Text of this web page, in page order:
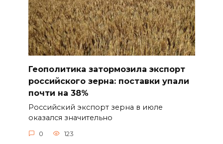
Геополитика затормозила экспорт
российского зерна: поставки упали
почти на 38%
Российский экспорт зерна в июле
оказался значительно
0 123